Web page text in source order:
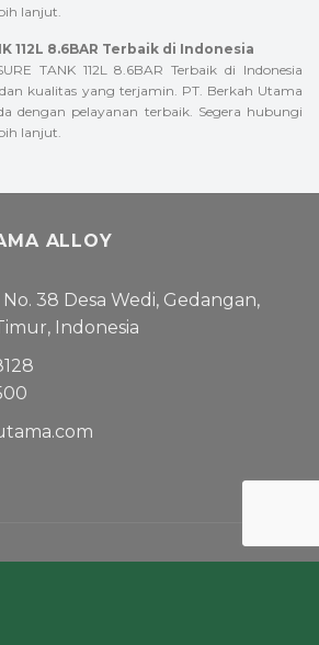
lanjut.
112L 8.6BAR Terbaik di Indonesia
TANK 112L 8.6BAR Terbaik di Indonesia
kualitas yang terjamin. PT. Berkah Utama
dengan pelayanan terbaik. Segera hubungi
lanjut.
ALLOY
No. 38 Desa Wedi, Gedangan,
Indonesia